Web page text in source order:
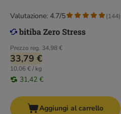
Prezzo reg. 34,98 €
33,79 €
10,06 € / kg
31,42 €
Valutazione: 4.7/5 (144)
Aggiungi al carrello